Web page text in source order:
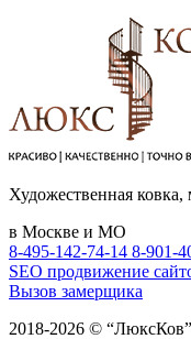
Художественная ковка,
в Москве и МО
8-495-142-74-14 8-901-
SEO продвижение
Вызов замерщика
2018-2026 ©